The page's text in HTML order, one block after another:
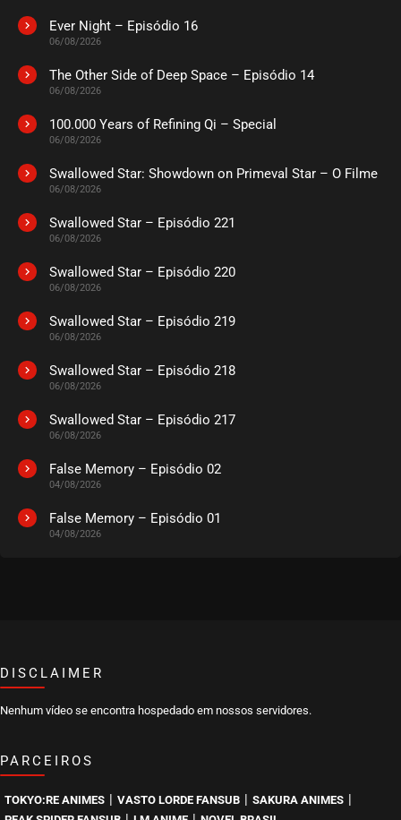
Ever Night – Episódio 16
06/08/2026
The Other Side of Deep Space – Episódio 14
06/08/2026
100.000 Years of Refining Qi – Special
06/08/2026
Swallowed Star: Showdown on Primeval Star – O Filme
06/08/2026
Swallowed Star – Episódio 221
06/08/2026
Swallowed Star – Episódio 220
06/08/2026
Swallowed Star – Episódio 219
06/08/2026
Swallowed Star – Episódio 218
06/08/2026
Swallowed Star – Episódio 217
06/08/2026
False Memory – Episódio 02
04/08/2026
False Memory – Episódio 01
04/08/2026
DISCLAIMER
Nenhum vídeo se encontra hospedado em nossos servidores.
PARCEIROS
TOKYO:RE ANIMES VASTO LORDE FANSUB SAKURA ANIMES